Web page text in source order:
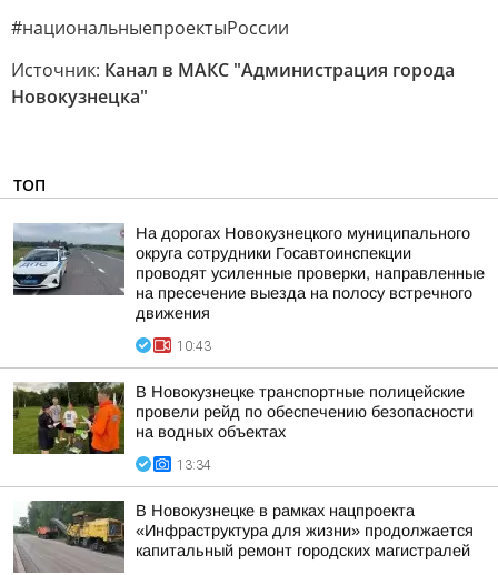
#национальныепроектыРоссии
Источник: Канал в МАКС "Администрация города
Новокузнецка"
ТОП
На дорогах Новокузнецкого муниципального
округа сотрудники Госавтоинспекции
проводят усиленные проверки, направленные
на пресечение выезда на полосу встречного
движения
10:43
В Новокузнецке транспортные полицейские
провели рейд по обеспечению безопасности
на водных объектах
13:34
В Новокузнецке в рамках нацпроекта
«Инфраструктура для жизни» продолжается
капитальный ремонт городских магистралей